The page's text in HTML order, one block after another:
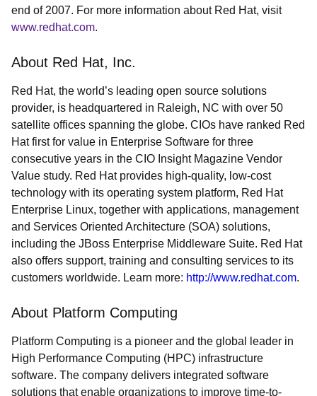
end of 2007. For more information about Red Hat, visit
www.redhat.com.
About Red Hat, Inc.
Red Hat, the world’s leading open source solutions
provider, is headquartered in Raleigh, NC with over 50
satellite offices spanning the globe. CIOs have ranked Red
Hat first for value in Enterprise Software for three
consecutive years in the CIO Insight Magazine Vendor
Value study. Red Hat provides high-quality, low-cost
technology with its operating system platform, Red Hat
Enterprise Linux, together with applications, management
and Services Oriented Architecture (SOA) solutions,
including the JBoss Enterprise Middleware Suite. Red Hat
also offers support, training and consulting services to its
customers worldwide. Learn more: http://www.redhat.com.
About Platform Computing
Platform Computing is a pioneer and the global leader in
High Performance Computing (HPC) infrastructure
software. The company delivers integrated software
solutions that enable organizations to improve time-to-